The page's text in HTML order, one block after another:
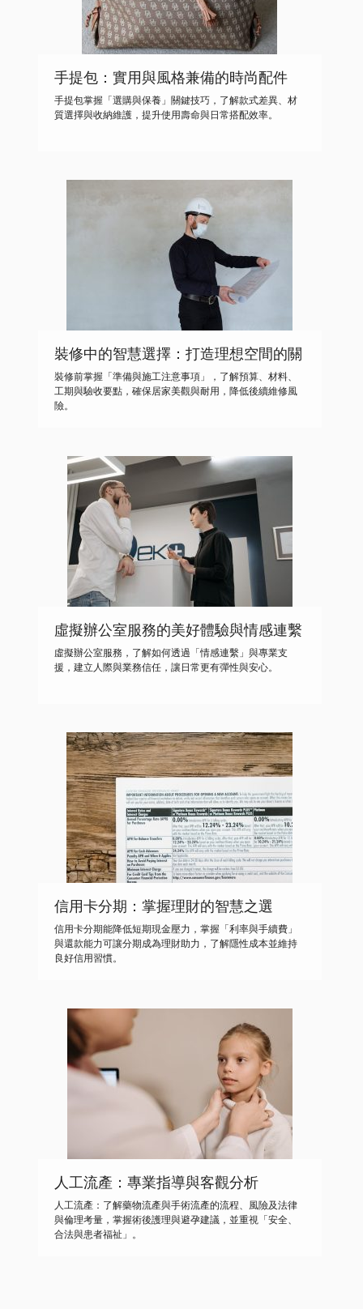
手提包：實用與風格兼備的時尚配件
手提包掌握「選購與保養」關鍵技巧，了解款式差異、材
質選擇與收納維護，提升使用壽命與日常搭配效率。
裝修中的智慧選擇：打造理想空間的關
鍵知識
裝修前掌握「準備與施工注意事項」，了解預算、材料、
工期與驗收要點，確保居家美觀與耐用，降低後續維修風
險。
虛擬辦公室服務的美好體驗與情感連繫
虛擬辦公室服務，了解如何透過「情感連繫」與專業支
援，建立人際與業務信任，讓日常更有彈性與安心。
信用卡分期：掌握理財的智慧之選
信用卡分期能降低短期現金壓力，掌握「利率與手續費」
與還款能力可讓分期成為理財助力，了解隱性成本並維持
良好信用習慣。
人工流產：專業指導與客觀分析
人工流產：了解藥物流產與手術流產的流程、風險及法律
與倫理考量，掌握術後護理與避孕建議，並重視「安全、
合法與患者福祉」。